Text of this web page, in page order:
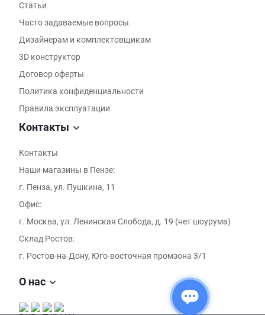
Статьи
Часто задаваемые вопросы
Дизайнерам и комплектовщикам
3D конструктор
Договор оферты
Политика конфиденциальности
Правила эксплуатации
Контакты
Контакты
Наши магазины в Пензе:
г. Пенза, ул. Пушкина, 11
Офис:
г. Москва, ул. Ленинская Слобода, д. 19 (нет шоурума)
Склад Ростов:
г. Ростов-на-Дону, Юго-восточная промзона 3/1
О нас